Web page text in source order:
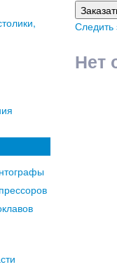
Следить
Нет